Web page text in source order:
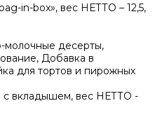
in-box», вес НЕТТО – 12,5,
молочные десерты,
Добавка в
для тортов и пирожных
с вкладышем, вес НЕТТО -